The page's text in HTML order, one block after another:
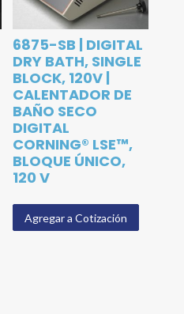
6875-SB | DIGITAL
DRY BATH, SINGLE
BLOCK, 120V |
CALENTADOR DE
BAÑO SECO
DIGITAL
CORNING® LSE™,
BLOQUE ÚNICO,
120 V
Agregar a Cotización